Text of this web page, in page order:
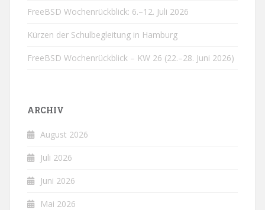
FreeBSD Wochenrückblick: 6.–12. Juli 2026
Kürzen der Schulbegleitung in Hamburg
FreeBSD Wochenrückblick – KW 26 (22.–28. Juni 2026)
ARCHIV
August 2026
Juli 2026
Juni 2026
Mai 2026